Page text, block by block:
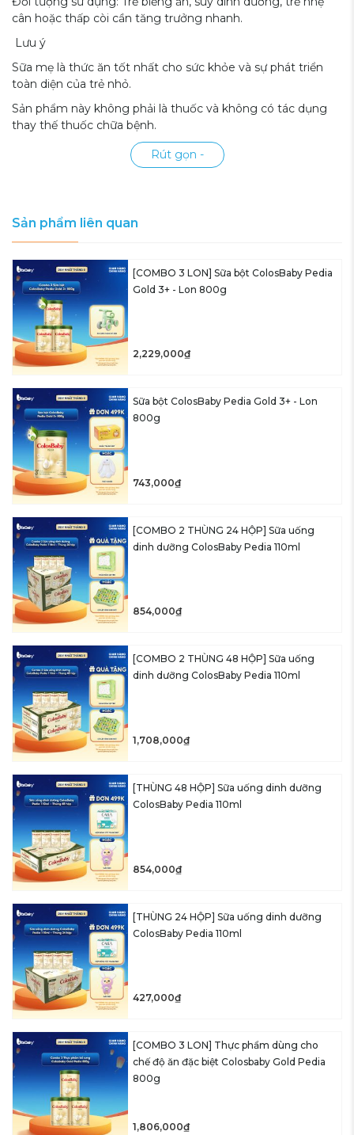
cân hoặc thấp còi cần tăng trưởng nhanh.
️ Lưu ý
Sữa mẹ là thức ăn tốt nhất cho sức khỏe và sự phát triển
toàn diện của trẻ nhỏ.
Sản phẩm này không phải là thuốc và không có tác dụng
thay thế thuốc chữa bệnh.
Rút gọn -
Sản phẩm liên quan
[COMBO 3 LON] Sữa bột ColosBaby Pedia
Gold 3+ - Lon 800g
2,229,000₫
Sữa bột ColosBaby Pedia Gold 3+ - Lon
800g
743,000₫
[COMBO 2 THÙNG 24 HỘP] Sữa uống
dinh dưỡng ColosBaby Pedia 110ml
854,000₫
[COMBO 2 THÙNG 48 HỘP] Sữa uống
dinh dưỡng ColosBaby Pedia 110ml
1,708,000₫
[THÙNG 48 HỘP] Sữa uống dinh dưỡng
ColosBaby Pedia 110ml
854,000₫
[THÙNG 24 HỘP] Sữa uống dinh dưỡng
ColosBaby Pedia 110ml
427,000₫
[COMBO 3 LON] Thực phẩm dùng cho
chế độ ăn đặc biệt Colosbaby Gold Pedia
800g
1,806,000₫